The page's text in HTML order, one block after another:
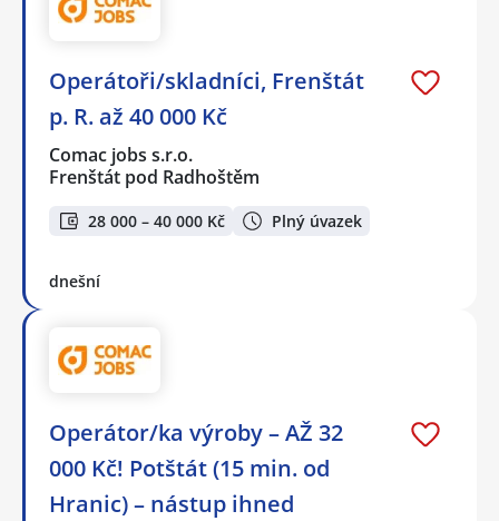
Operátoři/skladníci, Frenštát
p. R. až 40 000 Kč
Comac jobs s.r.o.
Frenštát pod Radhoštěm
28 000 – 40 000 Kč Plný úvazek
dnešní
Operátor/ka výroby – AŽ 32
000 Kč! Potštát (15 min. od
Hranic) – nástup ihned